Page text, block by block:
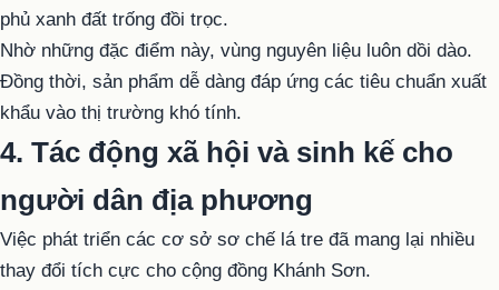
phủ xanh đất trống đồi trọc.
Nhờ những đặc điểm này, vùng nguyên liệu luôn dồi dào.
Đồng thời, sản phẩm dễ dàng đáp ứng các tiêu chuẩn xuất
khẩu vào thị trường khó tính.
4. Tác động xã hội và sinh kế cho
người dân địa phương
Việc phát triển các cơ sở sơ chế lá tre đã mang lại nhiều
thay đổi tích cực cho cộng đồng Khánh Sơn.